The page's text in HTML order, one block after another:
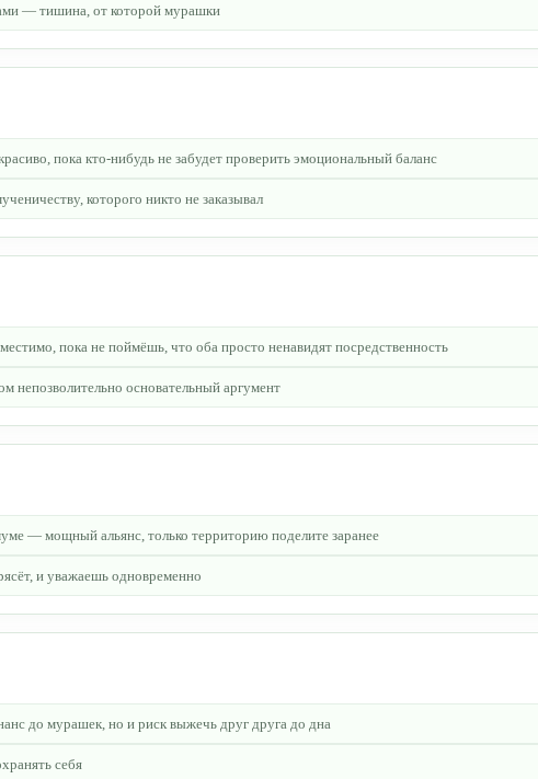
— тишина, от которой мурашки
пока кто-нибудь не забудет проверить эмоциональный баланс
которого никто не заказывал
пока не поймёшь, что оба просто ненавидят посредственность
основательный аргумент
— мощный альянс, только территорию поделите заранее
и уважаешь одновременно
до мурашек, но и риск выжечь друг друга до дна
себя